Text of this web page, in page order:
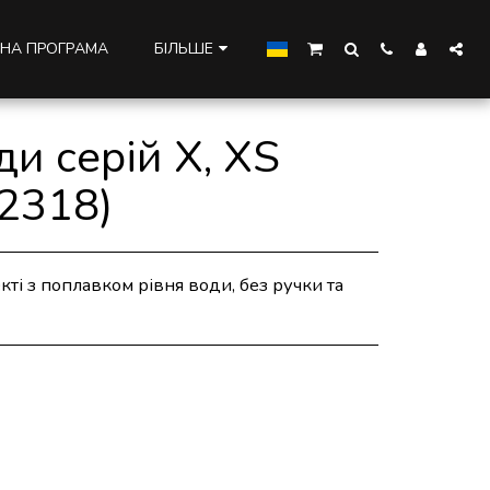
ПРОГРАМА БІЛЬШЕ
серій X, XS
з поплавком рівня води, без ручки та